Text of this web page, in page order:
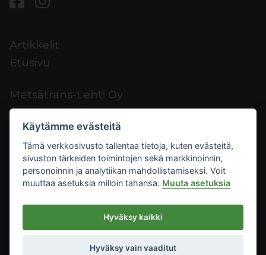
Artikkelit
Etusivu
Metsätrans-Lehti Oy
Asiakaspalvelu
Yhteystiedot
Palaute
Mediakortti
Metsätrans-Lehti Oy
2026
Tietosuoja
Käytämme evästeitä
Tämä verkkosivusto tallentaa tietoja, kuten evästeitä,
sivuston tärkeiden toimintojen sekä markkinoinnin,
personoinnin ja analytiikan mahdollistamiseksi. Voit
muuttaa asetuksia milloin tahansa. Muuta asetuksia
Hyväksy kaikki
Hyväksy vain vaaditut